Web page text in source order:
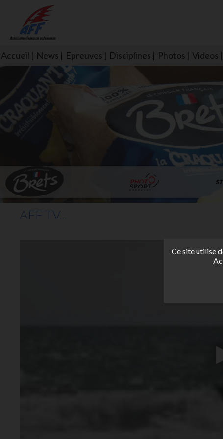
Accueil News Epreuves Disciplines Photos Videos
L'aff soutient les SNS253 et
AFF TV...
Ce site utilise